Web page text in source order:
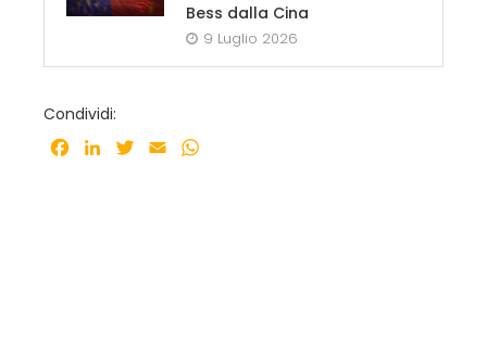
Bess dalla Cina
9 Luglio 2026
Condividi:
Facebook
LinkedInTwitter
Email